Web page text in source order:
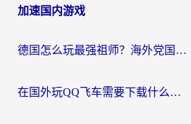
加速国内游戏
德国怎么玩最强祖师？海外党国服游戏加速器选择全攻略（附宝可梦Online实测）
在国外玩QQ飞车需要下载什么加速器呢？海外党亲测有效的国服游戏加速指南